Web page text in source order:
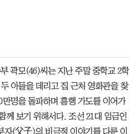
곽모(46)씨는 지난 주말 중학교 2학
아들을 데리고 집 근처 영화관을 찾
명을 돌파하며 흥행 가도를 이어가
께 보기 위해서다. 조선 21대 임금인
자(父子)의 비극적 이야기를 다룬 이